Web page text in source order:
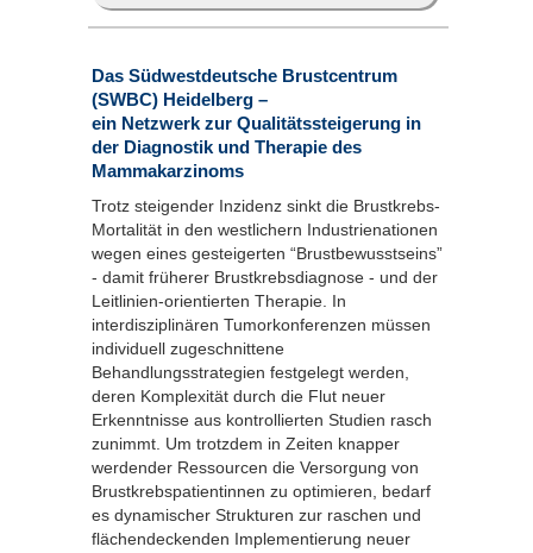
Das Südwestdeutsche Brustcentrum
(SWBC) Heidelberg –
ein Netzwerk zur Qualitätssteigerung in
der Diagnostik und Therapie des
Mammakarzinoms
Trotz steigender Inzidenz sinkt die Brustkrebs-
Mortalität in den westlichern Industrienationen
wegen eines gesteigerten “Brustbewusstseins”
- damit früherer Brustkrebsdiagnose - und der
Leitlinien-orientierten Therapie. In
interdisziplinären Tumorkonferenzen müssen
individuell zugeschnittene
Behandlungsstrategien festgelegt werden,
deren Komplexität durch die Flut neuer
Erkenntnisse aus kontrollierten Studien rasch
zunimmt. Um trotzdem in Zeiten knapper
werdender Ressourcen die Versorgung von
Brustkrebspatientinnen zu optimieren, bedarf
es dynamischer Strukturen zur raschen und
flächendeckenden Implementierung neuer